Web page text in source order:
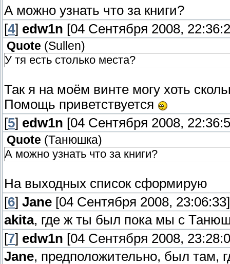
А можно узнать что за книги?
[4] edw1n [04 Сентября 2008,
Quote (Sullen)
У тя есть столько места?
Так я на моём винте могу хоть
Помощь приветствуется
[5] edw1n [04 Сентября 2008,
Quote (Танюшка)
А можно узнать что за книги?
На выходных список сформирую
[6] Jane [04 Сентября 2008, 23:06:33]
akita, где ж ты был пока мы с
[7] edw1n [04 Сентября 2008,
Jane, предположительно, был там,